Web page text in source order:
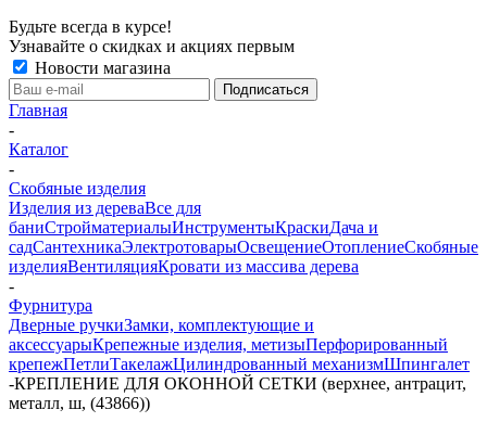
Будьте всегда в курсе!
Узнавайте о скидках и акциях первым
Новости магазина
Главная
-
Каталог
-
Скобяные изделия
Изделия из дереваВсе для
баниСтройматериалыИнструментыКраскиДача и
садСантехникаЭлектротоварыОсвещениеОтоплениеСкобяные
изделияВентиляцияКровати из массива дерева
-
Фурнитура
Дверные ручкиЗамки, комплектующие и
аксессуарыКрепежные изделия, метизыПерфорированный
крепежПетлиТакелажЦилиндрованный механизмШпингалет
-КРЕПЛЕНИЕ ДЛЯ ОКОННОЙ СЕТКИ (верхнее, антрацит,
металл, ш, (43866))